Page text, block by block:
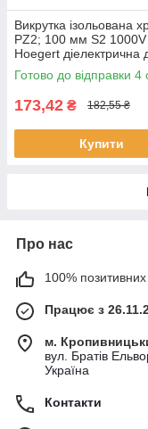
Викрутка ізольована
PZ2; 100 мм S2 1000V
Hoegert діелектрична
електрика
Готово до відправки 4
173,42 ₴ 182,55 ₴
Купити
Про нас
100% позитивних
Працює з
м.
вул. Братів
Україна
Контакти